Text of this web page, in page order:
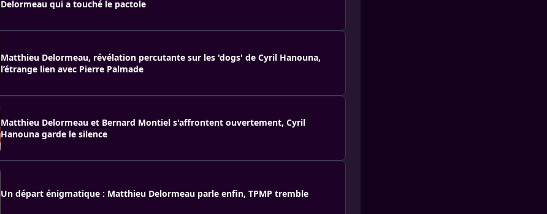
Delormeau qui a touché le pactole
Matthieu Delormeau, révélation percutante sur les 'dogs' de Cyril Hanouna,
l’étrange lien avec Pierre Palmade
Matthieu Delormeau et Bernard Montiel s'affrontent ouvertement, Cyril
Hanouna garde le silence
Un départ énigmatique : Matthieu Delormeau parle enfin, TPMP tremble